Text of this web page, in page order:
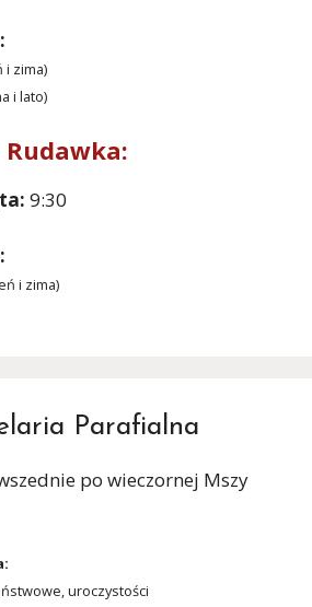
i zima)
i lato)
Rudawka:
9:30
i zima)
Parafialna
po wieczornej Mszy
uroczystości